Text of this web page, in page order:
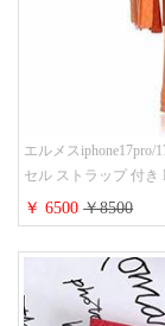
エルメス
セル ストラップ 付き
帯カバー ハイ ブラン
￥ 6500￥8500